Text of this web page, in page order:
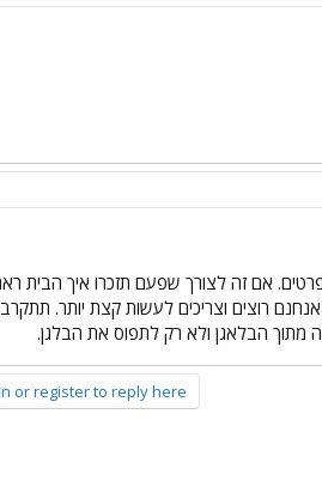
אם זה לצורך שפעם תזכרו איך הבית
רוצים וצריכים לעשות קצת יותר.
מתוך הבלאגן ולא רק לתפוס את הבלגן.
or register to reply here.